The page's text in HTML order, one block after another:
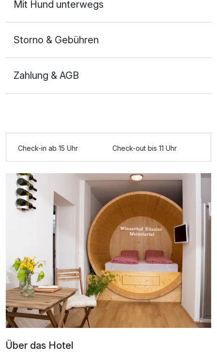
Mit Hund unterwegs
Storno & Gebühren
Zahlung & AGB
Check-in ab 15 Uhr Check-out bis 11 Uhr
Über das Hotel